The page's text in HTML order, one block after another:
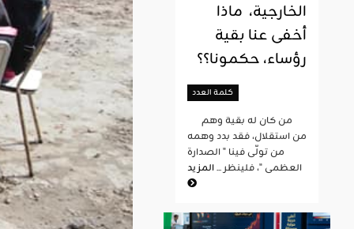
الخارجية، ماذا
أخفى عنا بقية
رؤساء، حكمونا؟؟
كلمة العدد
من استقلال، فقد بدد وهمه
من تولّى فينا " الصدارة
العظمى "، فلينظر ...المزيد